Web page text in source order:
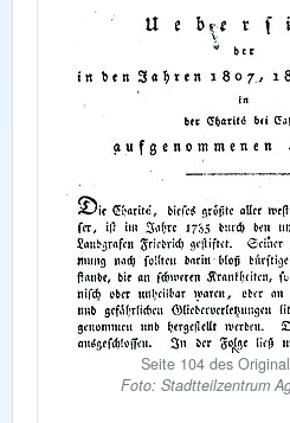
Seite 104 des
Foto: Stadtteilzentrum